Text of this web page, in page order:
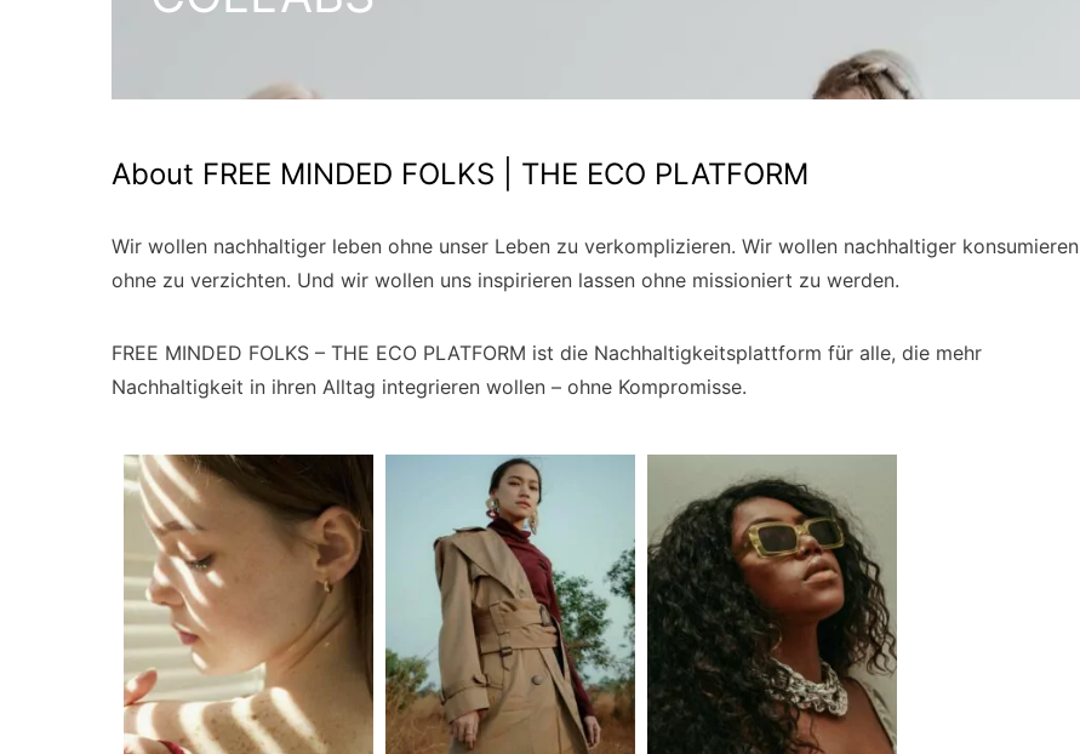
About FREE MINDED FOLKS | THE ECO PLATFORM
Wir wollen nachhaltiger leben ohne unser Leben zu verkomplizieren. Wir wollen nachhaltiger konsumieren
ohne zu verzichten. Und wir wollen uns inspirieren lassen ohne missioniert zu werden.
FREE MINDED FOLKS – THE ECO PLATFORM ist die Nachhaltigkeitsplattform für alle, die mehr
Nachhaltigkeit in ihren Alltag integrieren wollen – ohne Kompromisse.